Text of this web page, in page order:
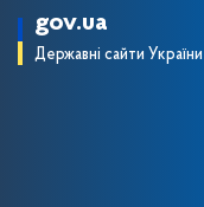
gov.ua
Державні сайти України